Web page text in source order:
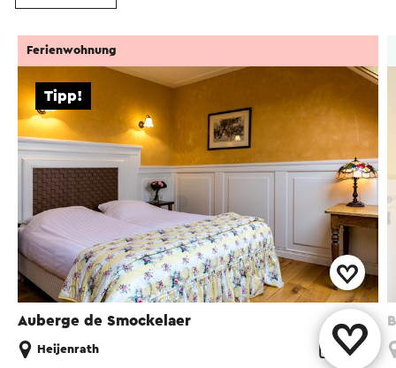
Auberge de Smockelaer
Tipp!
Ferienwohnung
Heijenrath